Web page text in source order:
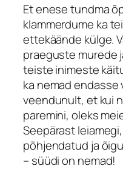
Et enese tundma
klammerdume ka
ettekäände külge.
praeguste murede
teiste inimeste
ka nemad endasse
veendunult, et kui
paremini, oleks
Seepärast
põhjendatud ja
– süüdi on nemad!